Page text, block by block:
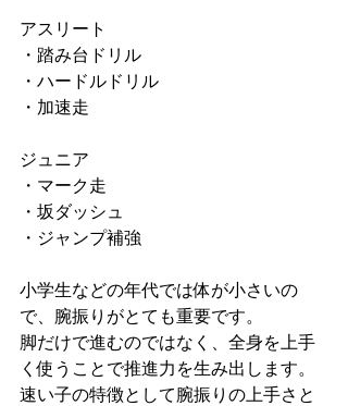
アスリート
・踏み台ドリル
・ハードルドリル
・加速走
ジュニア
・マーク走
・坂ダッシュ
・ジャンプ補強
小学生などの年代では体が小さいの
で、腕振りがとても重要です。
脚だけで進むのではなく、全身を上手
く使うことで推進力を生み出します。
速い子の特徴として腕振りの上手さと